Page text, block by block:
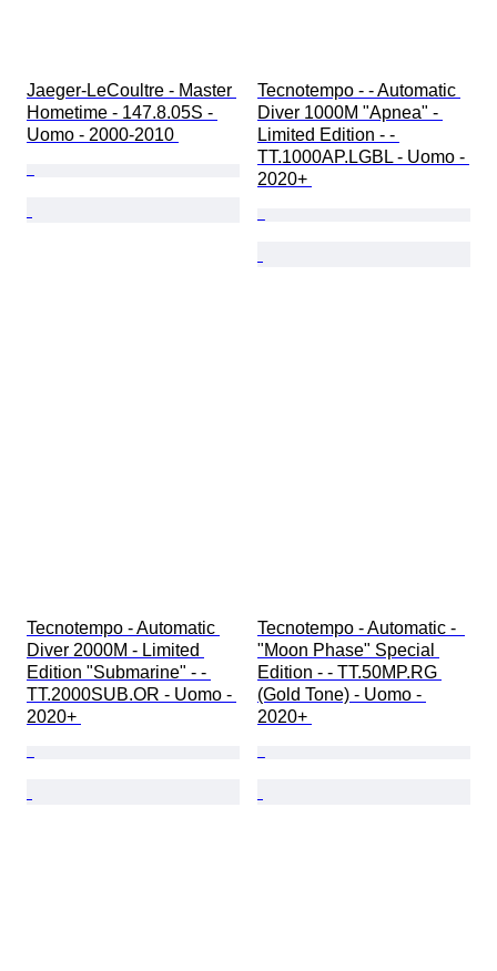
Jaeger-LeCoultre - Master
Hometime - 147.8.05S -
Uomo - 2000-2010
Tecnotempo - - Automatic
Diver 1000M "Apnea" -
Limited Edition - -
TT.1000AP.LGBL - Uomo -
2020+
Tecnotempo - Automatic
Diver 2000M - Limited
Edition "Submarine" - -
TT.2000SUB.OR - Uomo -
2020+
Tecnotempo - Automatic -
"Moon Phase" Special
Edition - - TT.50MP.RG
(Gold Tone) - Uomo -
2020+